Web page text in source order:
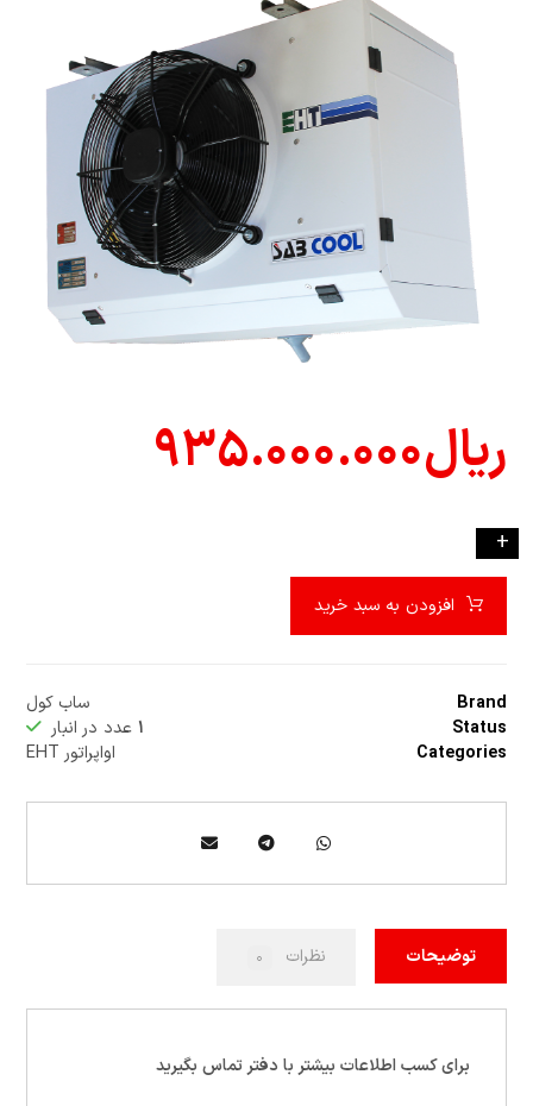
ریال۹۳۵.۰۰۰.۰۰۰
+
افزودن به سبد خرید
Brand
ساب کول
Status
۱ عدد در انبار
Categories
اواپراتور EHT
توضیحات نظرات ۰
برای کسب اطلاعات بیشتر با دفتر تماس بگیرید